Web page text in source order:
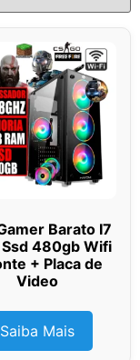
Barato I7
480gb Wifi
+ Placa de
Video
Saiba Mais